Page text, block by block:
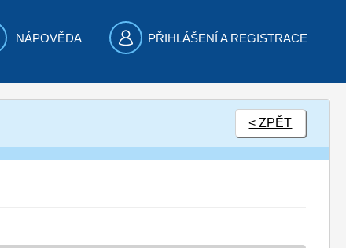
NÁPOVĚDA PŘIHLÁŠENÍ A REGISTRACE
< ZPĚT